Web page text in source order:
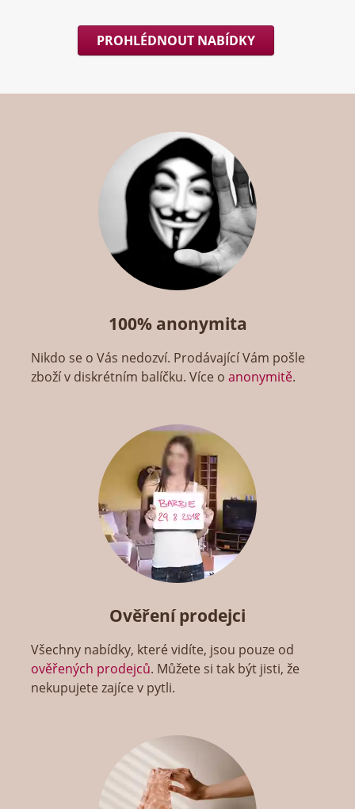
PROHLÉDNOUT NABÍDKY
100% anonymita
Nikdo se o Vás nedozví. Prodávající Vám pošle
zboží v diskrétním balíčku. Více oanonymitě.
Ověření prodejci
Všechny nabídky, které vidíte, jsou pouze od
ověřených prodejců. Můžete si tak být jisti, že
nekupujete zajíce v pytli.